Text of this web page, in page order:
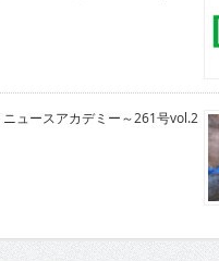
ュースアカデミー～261号vol.2